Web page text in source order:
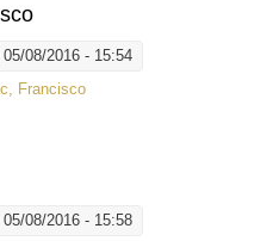
08/2016 - 15:54
Francisco
08/2016 - 15:58